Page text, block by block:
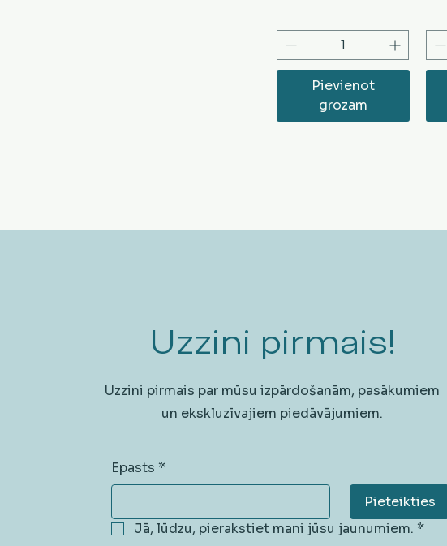
Pievienot
grozam
Uzzini pirmais!
Uzzini pirmais par mūsu izpārdošanām, pasākumiem
un ekskluzīvajiem piedāvājumiem.
Epasts *
Pieteikties
Jā, lūdzu, pierakstiet mani jūsu jaunumiem. *